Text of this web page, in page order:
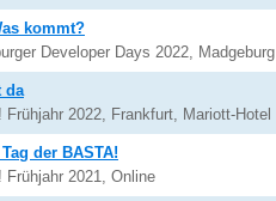
kommt?
Developer Days 2022, Madgeburg
da
2022, Frankfurt, Mariott-Hotel
der BASTA!
Frühjahr 2021, Online